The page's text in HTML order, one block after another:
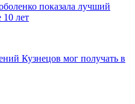
показала лучший
10 лет
Кузнецов мог получать в